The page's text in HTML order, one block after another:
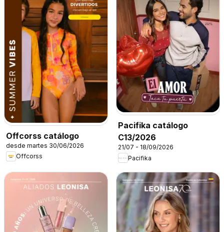
Offcorss catálogo
desde martes 30/06/2026
Offcorss
Pacifika catálogo
C13/2026
21/07 - 18/09/2026
Pacifika